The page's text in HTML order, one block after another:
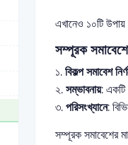
এখানেও ১০টি উপায়
সম্পূরক
১.বিকল্প সমাবেশ
২.সম্ভাবনায়: একটি
৩.পরিসংখ্যানে:
সম্পূরক সমাবেশের